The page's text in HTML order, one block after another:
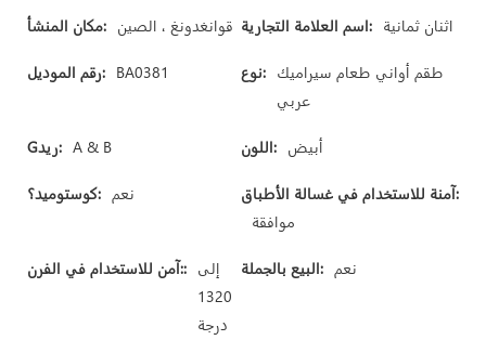
مكان المنشأ: قوانغدونغ ، الصين اسم العلامة التجارية: اثنان ثمانية
رقم الموديل: BA0381 نوع: طقم أواني طعام سيراميك
عربي
Gريد: A & B اللون: أبيض
كوستوميد؟: نعم
آمنة للاستخدام في غسالة الأطباق:
موافقة
آمن للاستخدام في الفرن:: إلى
1320
درجة
البيع بالجملة: نعم